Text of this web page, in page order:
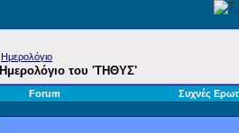
Ημερολόγιο
Ημερολόγιο του 'ΤΗΘΥΣ'
Forum Συχνές